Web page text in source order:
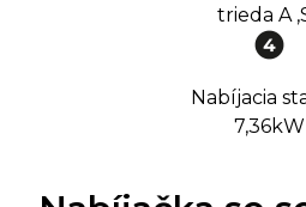
trieda A
Nabíjacia
7,36kW